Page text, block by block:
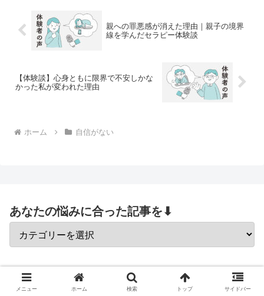
親への罪悪感が消えた理由｜親子の境界
線を学んだセラピー体験談
【体験談】心身ともに限界で不安しかな
かった私が変われた理由
ホーム 自信がない
あなたの悩みに合った記事を⬇
【保存版】うまく話せない人の内側で
起きていること
メニュー ホーム 検索 トップ サイドバー